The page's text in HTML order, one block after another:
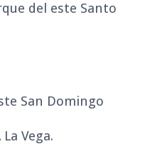
del este Santo
San Domingo
Vega.